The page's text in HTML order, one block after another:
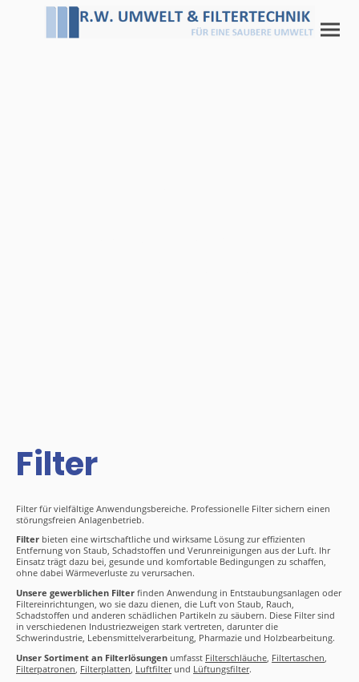
Filter
Filter für vielfältige Anwendungsbereiche. Professionelle Filter sichern einen
störungsfreien Anlagenbetrieb.
Filter bieten eine wirtschaftliche und wirksame Lösung zur effizienten
Entfernung von Staub, Schadstoffen und Verunreinigungen aus der Luft. Ihr
Einsatz trägt dazu bei, gesunde und komfortable Bedingungen zu schaffen,
ohne dabei Wärmeverluste zu verursachen.
Unsere gewerblichen Filter finden Anwendung in Entstaubungsanlagen oder
Filtereinrichtungen, wo sie dazu dienen, die Luft von Staub, Rauch,
Schadstoffen und anderen schädlichen Partikeln zu säubern. Diese Filter sind
in verschiedenen Industriezweigen stark vertreten, darunter die
Schwerindustrie, Lebensmittelverarbeitung, Pharmazie und Holzbearbeitung.
Unser Sortiment an Filterlösungen umfasst Filterschläuche Filtertaschen
Filterpatronen Filterplatten Luftfilterund Lüftungsfilter.